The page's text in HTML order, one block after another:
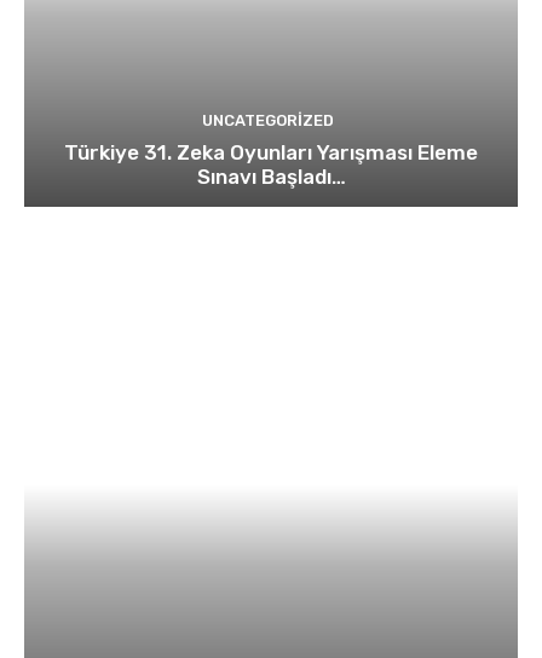
UNCATEGORIZED
Türkiye 31. Zeka Oyunları Yarışması Eleme
Sınavı Başladı…